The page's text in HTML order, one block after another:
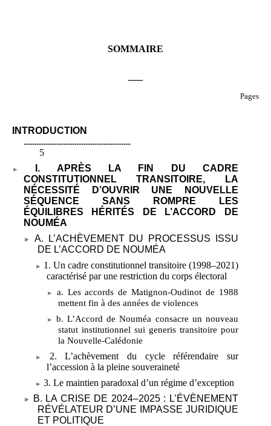
SOMMAIRE
Pages
INTRODUCTION
...........................................................
5
I. APRÈS LA FIN DU CADRE
CONSTITUTIONNEL TRANSITOIRE, LA
NÉCESSITÉ D’OUVRIR UNE NOUVELLE
SÉQUENCE SANS ROMPRE LES
ÉQUILIBRES HÉRITÉS DE L’ACCORD DE
NOUMÉA
A. L’ACHÈVEMENT DU PROCESSUS ISSU
DE L’ACCORD DE NOUMÉA
1. Un cadre constitutionnel transitoire (1998–2021)
caractérisé par une restriction du corps électoral
a. Les accords de Matignon-Oudinot de 1988
mettent fin à des années de violences
b. L’Accord de Nouméa consacre un nouveau
statut institutionnel sui generis transitoire pour
la Nouvelle-Calédonie
2. L’achèvement du cycle référendaire sur
l’accession à la pleine souveraineté
3. Le maintien paradoxal d’un régime d’exception
B. LA CRISE DE 2024–2025 : L’ÉVÈNEMENT
RÉVÉLATEUR D’UNE IMPASSE JURIDIQUE
ET POLITIQUE